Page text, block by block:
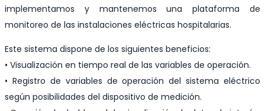
implementamos y mantenemos una plataforma de
monitoreo de las instalaciones eléctricas hospitalarias.
Este sistema dispone de los siguientes beneficios:
• Visualización en tiempo real de las variables de operación.
• Registro de variables de operación del sistema eléctrico
según posibilidades del dispositivo de medición.